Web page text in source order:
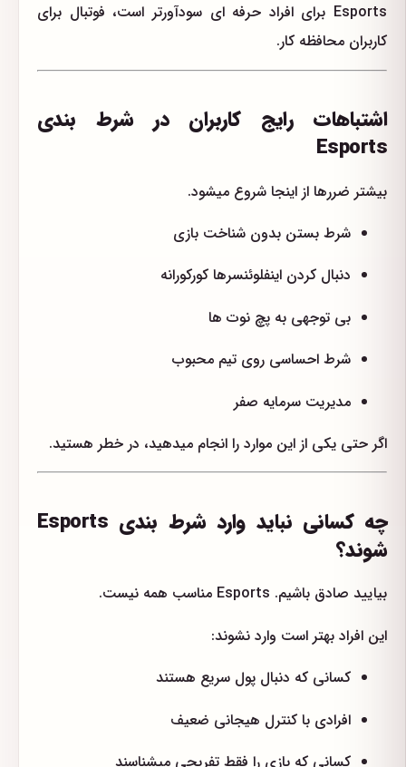
Esports برای افراد حرفه ای سودآورتر است، فوتبال برای
کاربران محافظه کار.
اشتباهات رایج کاربران در شرط بندی
Esports
بیشتر ضررها از اینجا شروع میشود.
شرط بستن بدون شناخت بازی
دنبال کردن اینفلوئنسرها کورکورانه
بی توجهی به پچ نوت ها
شرط احساسی روی تیم محبوب
مدیریت سرمایه صفر
اگر حتی یکی از این موارد را انجام میدهید، در خطر هستید.
چه کسانی نباید وارد شرط بندی Esports
شوند؟
بیایید صادق باشیم. Esports مناسب همه نیست.
این افراد بهتر است وارد نشوند:
کسانی که دنبال پول سریع هستند
افرادی با کنترل هیجانی ضعیف
کسانی که بازی را فقط تفریحی میشناسند